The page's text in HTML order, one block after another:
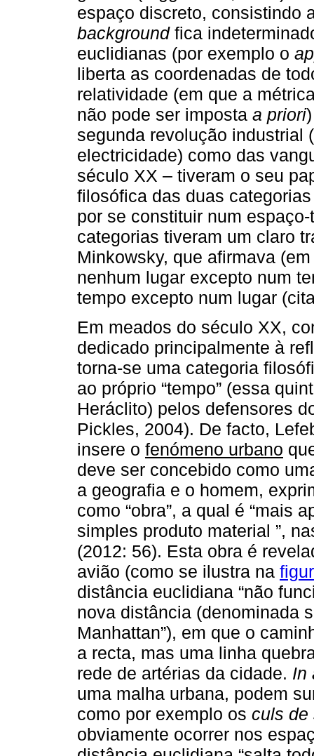
espaço discreto, consistindo
background fica
euclidianas (por exemplo o
liberta as coordenadas de
relatividade (em que a
não pode ser imposta a priori
segunda revolução industrial
electricidade) como das
século XX – tiveram o seu
filosófica das duas
por se constituir num
categorias tiveram um claro
Minkowsky, que afirmava
nenhum lugar excepto num
tempo excepto num lugar
Em meados do século XX,
dedicado principalmente à
torna-se uma categoria
ao próprio “tempo” (essa
Heráclito) pelos defensores
Pickles, 2004). De facto,
insere o fenómeno urbano
deve ser concebido como
a geografia e o homem,
como “obra”, a qual é “mais
simples produto material ”,
(2012: 56). Esta obra é
avião (como se ilustra na
distância euclidiana “não
nova distância (denominada
Manhattan”), em que o
a recta, mas uma linha
rede de artérias da cidade. In
uma malha urbana, podem
como por exemplo os culs
obviamente ocorrer nos